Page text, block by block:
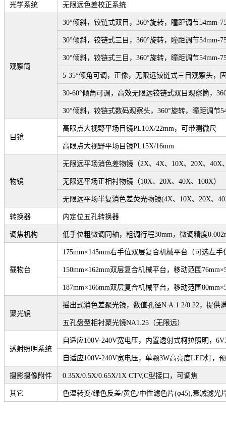
光学系统 无限远色差校正系统
观察筒
30°倾斜，铰链式双目，360°旋转，瞳距调节54mm-
30°倾斜，铰链式三目，360°旋转，瞳距调节54mm-
30°倾斜，铰链式三目，360°旋转，瞳距调节54mm-
5-35°倾角可调，正像，无限远铰链式三目观察头，
30-60°倾角可调，高效无限远铰链式双目观察筒，
30°倾斜，铰链式数码观察头，360°旋转，瞳距调节
目镜
高眼点大视野平场目镜PL10X/22mm，可带测微尺
高眼点大视野平场目镜PL15X/16mm
物镜
无限远平场消色差物镜（2X、4X、10X、20X、40X
无限远平场正相衬物镜（10X、20X、40X、100X）
无限远平场半复消色差荧光物镜(4X、10X、20X、
转换器 内定位五孔转换器
调焦机构 低手位粗微调同轴，粗调行程30mm，微调精度
载物台
175mm×145mm右手位双层复合机械平台（可选左
150mm×162mm双层复合机械平台，移动范围
187mm×166mm双层复合机械平台，移动范围
聚光镜
摇出式消色差聚光镜，数值孔径N.A.1.2/0.22，提
五孔盘型相衬聚光镜NA1.25（无限远）
透射照明系统
自适应100V-240V宽电压，内置透射式柯拉照明，
自适应100V-240V宽电压，单颗3W高亮度LED灯，
摄影摄像附件 0.35X/0.5X/0.65X/1X CTV,C型接口，可调焦
其它 色温转变/绿色反差/黄色/中性滤色片(φ45),衰减滤光